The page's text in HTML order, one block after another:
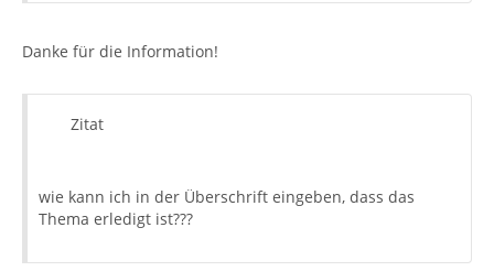
Danke für die Information!
Zitat
wie kann ich in der Überschrift eingeben, dass das
Thema erledigt ist???